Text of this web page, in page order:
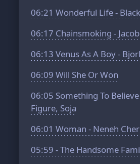
06:21 Wonderful Life - Black
06:17 Chainsmoking -
06:13 Venus As A Boy -
06:09 Will She Or Won
06:05 Something To
Figure, Soja
06:01 Woman - Neneh
05:59 - The Handsome